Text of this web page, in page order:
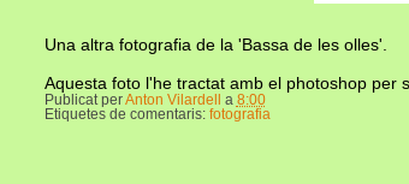
Una altra fotografia de la 'Bassa de les olles'.
Aquesta foto l'he tractat amb el photoshop per
Publicat perAnton Vilardell a 8:00
Etiquetes de comentaris: fotografia